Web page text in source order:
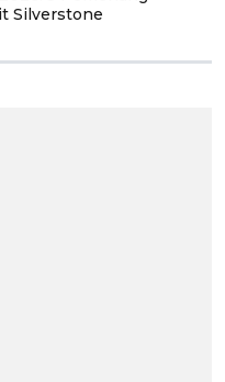
Silverstone